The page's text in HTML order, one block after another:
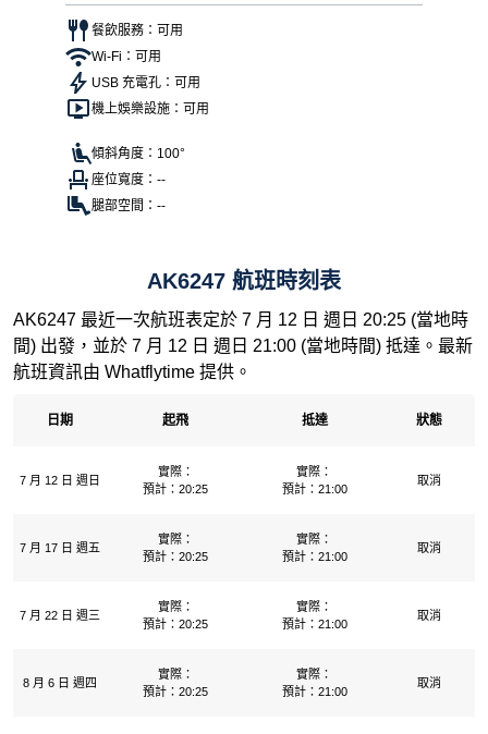
餐飲服務：可用
Wi-Fi：可用
USB 充電孔：可用
機上娛樂設施：可用
傾斜角度：100°
座位寬度：--
腿部空間：--
AK6247 航班時刻表
AK6247 最近一次航班表定於 7 月 12 日 週日 20:25 (當地時
間) 出發，並於 7 月 12 日 週日 21:00 (當地時間) 抵達。最新
航班資訊由 Whatflytime 提供。
日期 起飛 抵達 狀態
7 月 12 日 週日
實際：
預計：20:25
實際：
預計：21:00
取消
7 月 17 日 週五
實際：
預計：20:25
實際：
預計：21:00
取消
7 月 22 日 週三
實際：
預計：20:25
實際：
預計：21:00
取消
8 月 6 日 週四
實際：
預計：20:25
實際：
預計：21:00
取消